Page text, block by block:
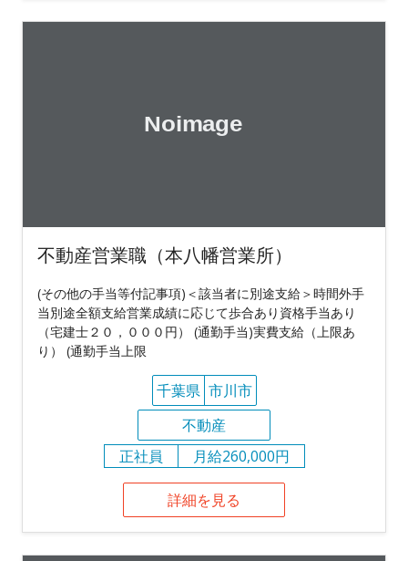
不動産営業職（本八幡営業所）
(その他の手当等付記事項)＜該当者に別途支給＞時間外手
当別途全額支給営業成績に応じて歩合あり資格手当あり
（宅建士２０，０００円） (通勤手当)実費支給（上限あ
り） (通勤手当上限
千葉県 市川市
不動産
正社員
月給260,000円
詳細を見る